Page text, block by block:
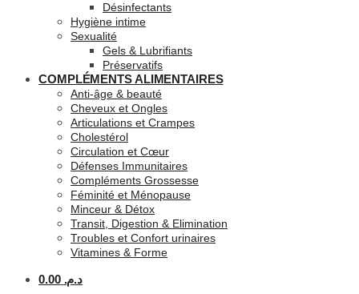
Désinfectants
Hygiène intime
Sexualité
Gels & Lubrifiants
Préservatifs
COMPLÉMENTS ALIMENTAIRES
Anti-âge & beauté
Cheveux et Ongles
Articulations et Crampes
Cholestérol
Circulation et Cœur
Défenses Immunitaires
Compléments Grossesse
Féminité et Ménopause
Minceur & Détox
Transit, Digestion & Elimination
Troubles et Confort urinaires
Vitamines & Forme
د.م. 0.00